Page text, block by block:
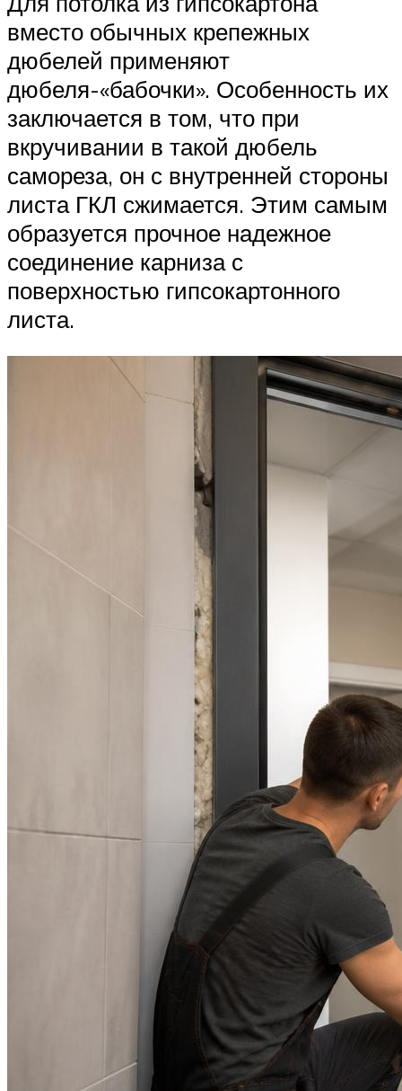
вместо обычных крепежных
дюбелей применяют
дюбеля-«бабочки». Особенность их
заключается в том, что при
вкручивании в такой дюбель
самореза, он с внутренней стороны
листа ГКЛ сжимается. Этим самым
образуется прочное надежное
соединение карниза с
поверхностью гипсокартонного
листа.